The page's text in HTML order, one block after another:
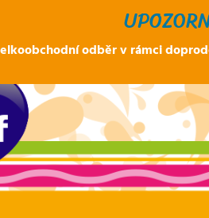
odběr v rámci